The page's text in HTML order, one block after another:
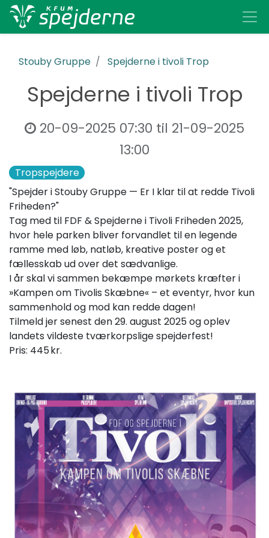
Stouby Gruppe Spejderne i tivoli Trop
Spejderne i tivoli Trop
20-09-2025 07:30 til 21-09-2025
13:00
Tropspejdere
"Spejder i Stouby Gruppe — Er I klar til at redde Tivoli
Friheden?"
Tag med til FDF & Spejderne i Tivoli Friheden 2025,
hvor hele parken bliver forvandlet til en legende
ramme med løb, natløb, kreative poster og et
fællesskab ud over det sædvanlige.
I år skal vi sammen bekæmpe mørkets kræfter i
»Kampen om Tivolis Skæbne« – et eventyr, hvor kun
sammenhold og mod kan redde dagen!
Tilmeld jer senest den 29. august 2025 og oplev
landets vildeste tværkorpslige spejderfest!
Pris: 445 kr.